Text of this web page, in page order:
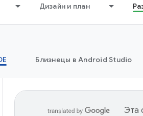
Дизайн и план
Близнецы в Android Studio
Эта